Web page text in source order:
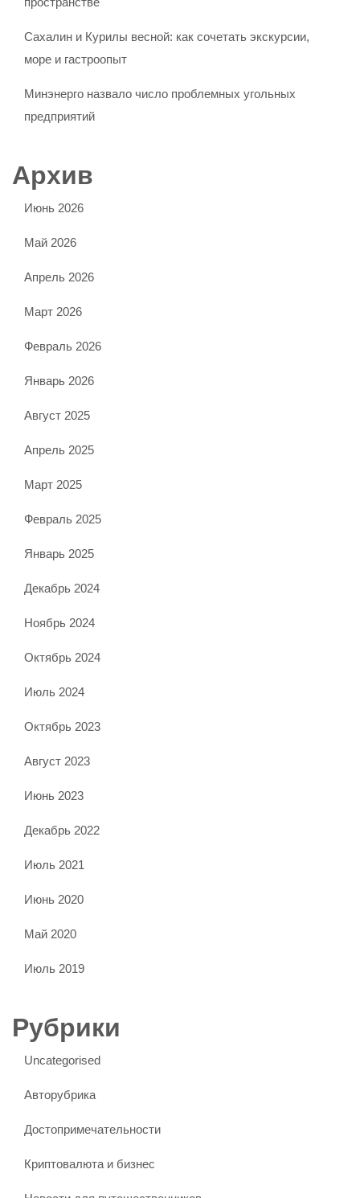
Сахалин и Курилы весной: как сочетать экскурсии,
море и гастроопыт
Минэнерго назвало число проблемных угольных
предприятий
Архив
Июнь 2026
Май 2026
Апрель 2026
Март 2026
Февраль 2026
Январь 2026
Август 2025
Апрель 2025
Март 2025
Февраль 2025
Январь 2025
Декабрь 2024
Ноябрь 2024
Октябрь 2024
Июль 2024
Октябрь 2023
Август 2023
Июнь 2023
Декабрь 2022
Июль 2021
Июнь 2020
Май 2020
Июль 2019
Рубрики
Uncategorised
Авторубрика
Достопримечательности
Криптовалюта и бизнес